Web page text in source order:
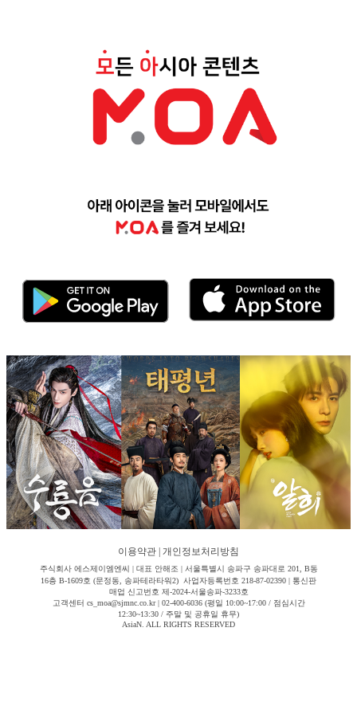
이용약관 개인정보처리방침
주식회사 에스제이엠엔씨 | 대표 안해조 | 서울특별시 송파구 송파대로 201, B동
16층 B-1609호 (문정동, 송파테라타워2) 사업자등록번호 218-87-02390 | 통신판
매업 신고번호 제-2024-서울송파-3233호
고객센터 cs_moa@sjmnc.co.kr | 02-400-6036 (평일 10:00~17:00 / 점심시간
12:30~13:30 / 주말 및 공휴일 휴무)
AsiaN. ALL RIGHTS RESERVED